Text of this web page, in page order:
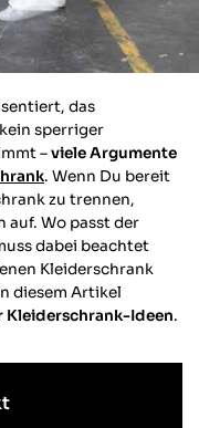
das
sperriger
–viele Argumente
. Wenn Du bereit
zu trennen,
auf. Wo passt der
dabei beachtet
Kleiderschrank
diesem Artikel
Kleiderschrank-Ideen.